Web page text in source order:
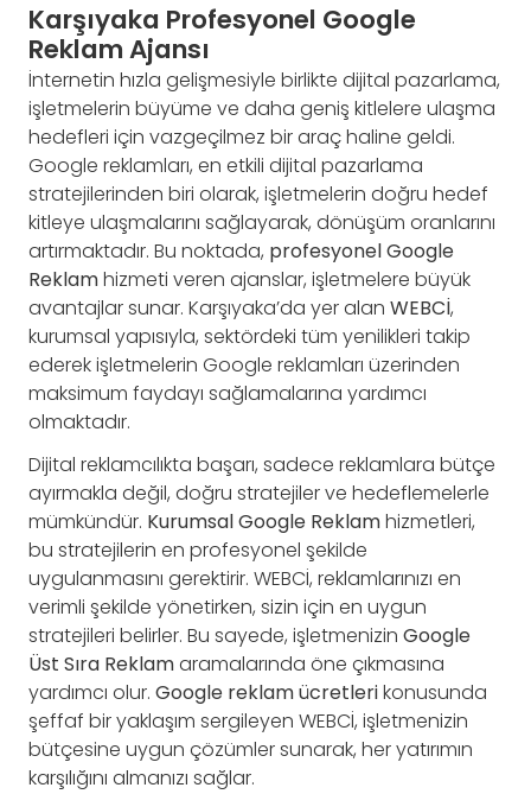
Karşıyaka Profesyonel Google
Reklam Ajansı
İnternetin hızla gelişmesiyle birlikte dijital pazarlama,
işletmelerin büyüme ve daha geniş kitlelere ulaşma
hedefleri için vazgeçilmez bir araç haline geldi.
Google reklamları, en etkili dijital pazarlama
stratejilerinden biri olarak, işletmelerin doğru hedef
kitleye ulaşmalarını sağlayarak, dönüşüm oranlarını
artırmaktadır. Bu noktada, profesyonel Google
Reklamhizmeti veren ajanslar, işletmelere büyük
avantajlar sunar. Karşıyaka’da yer alan WEBCİ,
kurumsal yapısıyla, sektördeki tüm yenilikleri takip
ederek işletmelerin Google reklamları üzerinden
maksimum faydayı sağlamalarına yardımcı
olmaktadır.
Dijital reklamcılıkta başarı, sadece reklamlara bütçe
ayırmakla değil, doğru stratejiler ve hedeflemelerle
mümkündür. Kurumsal Google Reklamhizmetleri,
bu stratejilerin en profesyonel şekilde
uygulanmasını gerektirir. WEBCİ, reklamlarınızı en
verimli şekilde yönetirken, sizin için en uygun
stratejileri belirler. Bu sayede, işletmenizin Google
Üst Sıra Reklamaramalarında öne çıkmasına
yardımcı olur. Google reklam ücretlerikonusunda
şeffaf bir yaklaşım sergileyen WEBCİ, işletmenizin
bütçesine uygun çözümler sunarak, her yatırımın
karşılığını almanızı sağlar.